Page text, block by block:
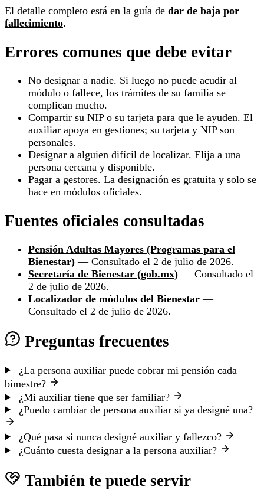
El detalle completo está en la guía de dar de baja por
fallecimiento.
Errores comunes que debe evitar
No designar a nadie. Si luego no puede acudir al
módulo o fallece, los trámites de su familia se
complican mucho.
Compartir su NIP o su tarjeta para que le ayuden. El
auxiliar apoya en gestiones; su tarjeta y NIP son
personales.
Designar a alguien difícil de localizar. Elija a una
persona cercana y disponible.
Pagar a gestores. La designación es gratuita y solo se
hace en módulos oficiales.
Fuentes oficiales consultadas
Pensión Adultas Mayores (Programas para el
Bienestar) — Consultado el 2 de julio de 2026.
Secretaría de Bienestar (gob.mx) — Consultado el
2 de julio de 2026.
Localizador de módulos del Bienestar —
Consultado el 2 de julio de 2026.
Preguntas frecuentes
¿La persona auxiliar puede cobrar mi pensión cada
bimestre?
¿Mi auxiliar tiene que ser familiar?
¿Puedo cambiar de persona auxiliar si ya designé una?
¿Qué pasa si nunca designé auxiliar y fallezco?
¿Cuánto cuesta designar a la persona auxiliar?
También te puede servir